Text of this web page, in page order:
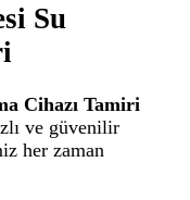
Su
Cihazı Tamiri
ve güvenilir
her zaman